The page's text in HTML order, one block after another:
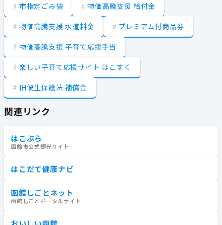
市指定ごみ袋 物価高騰支援 給付金
物価高騰支援 水道料金 プレミアム付商品券
物価高騰支援 子育て応援手当
楽しい子育て応援サイト はこすく
旧優生保護法 補償金
関連リンク
はこぶら
函館市公式観光サイト
はこだて健康ナビ
函館しごとネット
函館しごとポータルサイト